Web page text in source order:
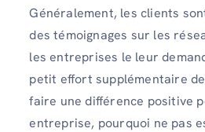
Généralement, les clients
des témoignages sur les
les entreprises le leur
petit effort supplémentaire
faire une différence positive
entreprise, pourquoi ne pas